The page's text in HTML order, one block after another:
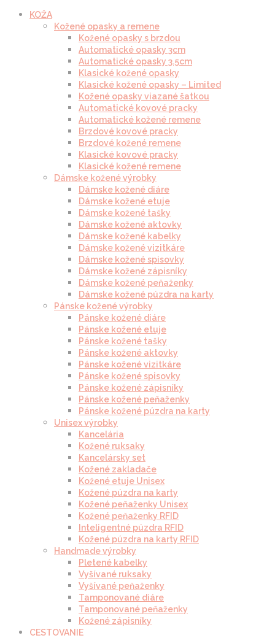
KOŽA
Kožené opasky a remene
Kožené opasky s brzdou
Automatické opasky 3cm
Automatické opasky 3.5cm
Klasické kožené opasky
Klasické kožené opasky – Limited
Kožené opasky viazané šatkou
Automatické kovové pracky
Automatické kožené remene
Brzdové kovové pracky
Brzdové kožené remene
Klasické kovové pracky
Klasické kožené remene
Dámske kožené výrobky
Dámske kožené diáre
Dámske kožené etuje
Dámske kožené tašky
Dámske kožené aktovky
Dámske kožené kabelky
Dámske kožené vizitkáre
Dámske kožené spisovky
Dámske kožené zápisníky
Dámske kožené peňaženky
Dámske kožené púzdra na karty
Pánske kožené výrobky
Pánske kožené diáre
Pánske kožené etuje
Pánske kožené tašky
Pánske kožené aktovky
Pánske kožené vizitkáre
Pánske kožené spisovky
Pánske kožené zápisníky
Pánske kožené peňaženky
Pánske kožené púzdra na karty
Unisex výrobky
Kancelária
Kožené ruksaky
Kancelársky set
Kožené zakladače
Kožené etuje Unisex
Kožené púzdra na karty
Kožené peňaženky Unisex
Kožené peňaženky RFID
Inteligentné púzdra RFID
Kožené púzdra na karty RFID
Handmade výrobky
Pletené kabelky
Vyšívané ruksaky
Vyšívané peňaženky
Tamponované diáre
Tamponované peňaženky
Kožené zápisníky
CESTOVANIE